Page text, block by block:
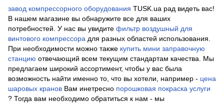
завод компрессорного оборудования TUSK.ua рад видеть вас!
В нашем магазине вы обнаружите все для ваших
потребностей. У нас вы увидите фильтр воздушный для
винтового компрессора для разных областей использования.
При необходимости можно также купить мини заправочную
станцию отвечающий всем текущим стандартам качества. Мы
предлагаем широкий ассортимент, чтобы у вас была
возможность найти именно то, что вы хотели, например - цена
шаровых кранов Вам инетресно порошковая покраска услуги
? Тогда вам необходимо обратиться к нам - мы